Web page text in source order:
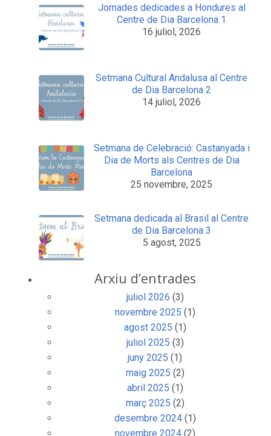
Jornades dedicades a Hondures al
Centre de Dia Barcelona 1
16 juliol, 2026
Setmana Cultural Andalusa al Centre
de Dia Barcelona 2
14 juliol, 2026
Setmana de Celebració: Castanyada i
Dia de Morts als Centres de Dia
Barcelona
25 novembre, 2025
Setmana dedicada al Brasil al Centre
de Dia Barcelona 3
5 agost, 2025
Arxiu d’entrades
juliol 2026 (3)
novembre 2025 (1)
agost 2025 (1)
juliol 2025 (3)
juny 2025 (1)
maig 2025 (2)
abril 2025 (1)
març 2025 (2)
desembre 2024(1)
novembre 2024(2)